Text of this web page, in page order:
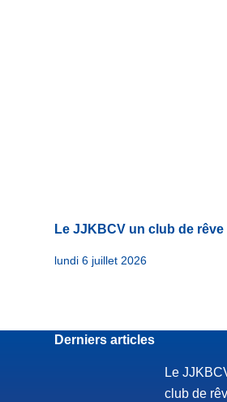
Le JJKBCV un club de rêve
lundi 6 juillet 2026
Derniers articles
Le
club de